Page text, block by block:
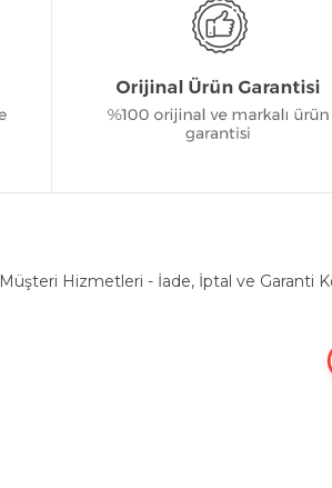
Müşteri Hizmetleri - İade, İptal ve Garanti